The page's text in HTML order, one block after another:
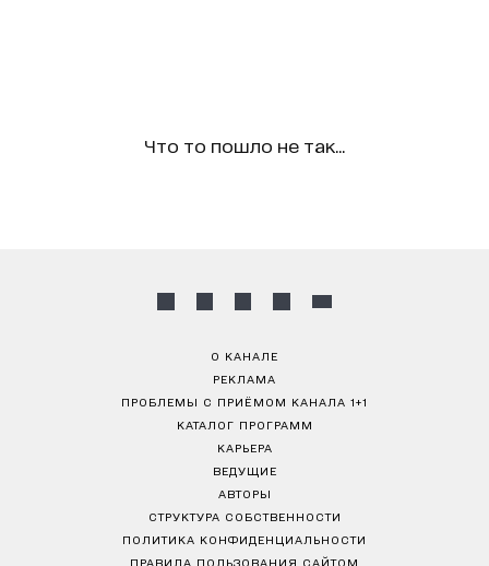
Что то пошло не так...
О КАНАЛЕ
РЕКЛАМА
ПРОБЛЕМЫ С ПРИЁМОМ КАНАЛА 1+1
КАТАЛОГ ПРОГРАММ
КАРЬЕРА
ВЕДУЩИЕ
АВТОРЫ
СТРУКТУРА СОБСТВЕННОСТИ
ПОЛИТИКА КОНФИДЕНЦИАЛЬНОСТИ
ПРАВИЛА ПОЛЬЗОВАНИЯ САЙТОМ